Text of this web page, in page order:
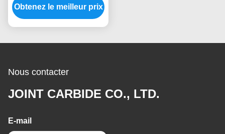
précision, taille
personnalisée, tige de 6
burinage pour
Obtenez le meilleur prix
Nous contacter
JOINT CARBIDE CO., LTD.
E-mail